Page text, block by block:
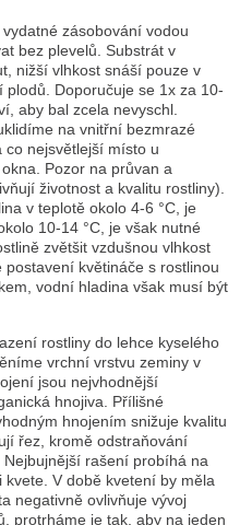
zásobování vodou
bez plevelů. Substrát v
nižší vlhkost snáší pouze v
Doporučuje se 1x za 10-
aby bal zcela nevyschl.
na vnitřní bezmrazé
nejsvětlejší místo u
Pozor na průvan a
životnost a kvalitu rostliny).
v teplotě okolo 4-6 °C, je
10-14 °C, je však nutné
zvětšit vzdušnou vlhkost
květináče s rostlinou
vodní hladina však musí být
rostliny do lehce kyselého
vrchní vrstvu zeminy v
jsou nejvhodnější
hnojiva. Přílišné
hnojením snižuje kvalitu
řez, kromě odstraňování
rašení probíhá na
V době kvetení by měla
negativně ovlivňuje vývoj
protrháme je tak, aby na jeden